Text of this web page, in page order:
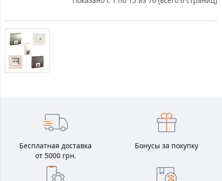
Бесплатная доставка
от 5000 грн.
Бонусы за покупку